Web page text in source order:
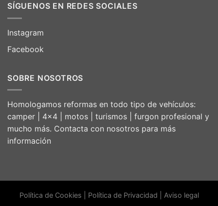
SÍGUENOS EN REDES SOCIALES
Instagram
Facebook
SOBRE NOSOTROS
Homologamos reformas en todo tipo de vehículos:
camper | 4×4 | motos | turismos | furgon profesional y
mucho más. Contacta con nosotros para más
información
Política de Cookies Política de Privacidad
Aviso legal